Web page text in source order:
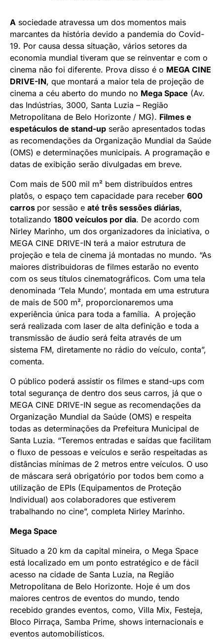
A sociedade atravessa um dos momentos mais
marcantes da história devido a pandemia do Covid-
19. Por causa dessa situação, vários setores da
economia mundial tiveram que se reinventar e com o
cinema não foi diferente. Prova disso é o MEGA CINE
DRIVE-IN, que montará a maior tela de projeção de
cinema a céu aberto do mundo no Mega Space (Av.
das Indústrias, 3000, Santa Luzia – Região
Metropolitana de Belo Horizonte / MG). Filmes e
espetáculos de stand-up serão apresentados todas
as recomendações da Organização Mundial da Saúde
(OMS) e determinações municipais. A programação e
datas de exibição serão divulgadas em breve.
Com mais de 500 mil m² bem distribuídos entres
platôs, o espaço tem capacidade para receber 600
carros por sessão e até três sessões diárias,
totalizando 1800 veículos por dia. De acordo com
Nirley Marinho, um dos organizadores da iniciativa, o
MEGA CINE DRIVE-IN terá a maior estrutura de
projeção e tela de cinema já montadas no mundo. “As
maiores distribuidoras de filmes estarão no evento
com os seus títulos cinematográficos. Com uma tela
denominada ‘Tela Mundo’, montada em uma estrutura
de mais de 500 m², proporcionaremos uma
experiência única para toda a família. A projeção
será realizada com laser de alta definição e toda a
transmissão de áudio será feita através de um
sistema FM, diretamente no rádio do veículo, conta”,
comenta.
O público poderá assistir os filmes e stand-ups com
total segurança de dentro dos seus carros, já que o
MEGA CINE DRIVE-IN segue as recomendações da
Organização Mundial da Saúde (OMS) e respeita
todas as determinações da Prefeitura Municipal de
Santa Luzia. “Teremos entradas e saídas que facilitam
o fluxo de pessoas e veículos e serão respeitadas as
distâncias mínimas de 2 metros entre veículos. O uso
de máscara será obrigatório por todos bem como a
utilização de EPIs (Equipamentos de Proteção
Individual) aos colaboradores que estiverem
trabalhando no cine”, completa Nirley Marinho.
Mega Space
Situado a 20 km da capital mineira, o Mega Space
está localizado em um ponto estratégico e de fácil
acesso na cidade de Santa Luzia, na Região
Metropolitana de Belo Horizonte. Hoje é um dos
maiores centros de eventos do mundo, tendo
recebido grandes eventos, como, Villa Mix, Festeja,
Bloco Pirraça, Samba Prime, shows internacionais e
eventos automobilísticos.